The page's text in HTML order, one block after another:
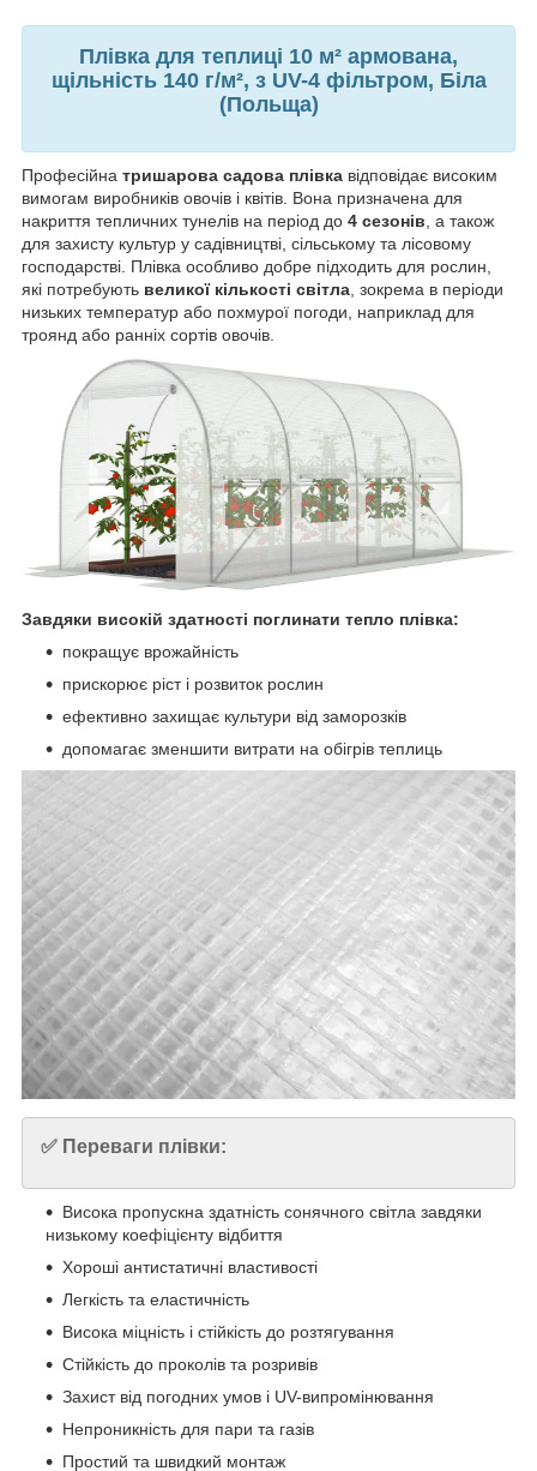
Плівка для теплиці 10 м² армована,
щільність 140 г/м², з UV-4 фільтром, Біла
(Польща)
Професійна тришарова садова плівка відповідає високим
вимогам виробників овочів і квітів. Вона призначена для
накриття тепличних тунелів на період до 4 сезонів, а також
для захисту культур у садівництві, сільському та лісовому
господарстві. Плівка особливо добре підходить для рослин,
які потребують великої кількості світла, зокрема в періоди
низьких температур або похмурої погоди, наприклад для
троянд або ранніх сортів овочів.
Завдяки високій здатності поглинати тепло плівка:
покращує врожайність
прискорює ріст і розвиток рослин
ефективно захищає культури від заморозків
допомагає зменшити витрати на обігрів теплиць
✅ Переваги плівки:
Висока пропускна здатність сонячного світла завдяки
низькому коефіцієнту відбиття
Хороші антистатичні властивості
Легкість та еластичність
Висока міцність і стійкість до розтягування
Стійкість до проколів та розривів
Захист від погодних умов і UV-випромінювання
Непроникність для пари та газів
Простий та швидкий монтаж